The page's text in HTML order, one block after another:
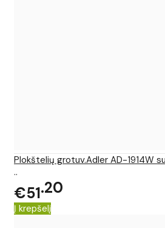
Plokštelių grotuv.Adler AD-1914W
..
€51 20
Į krepšelį